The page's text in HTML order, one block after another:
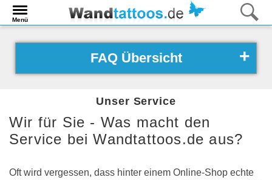
Menü
FAQ Übersicht
Unser Service
Wir für Sie - Was macht den
Service bei Wandtattoos.de aus?
Oft wird vergessen, dass hinter einem Online-Shop echte